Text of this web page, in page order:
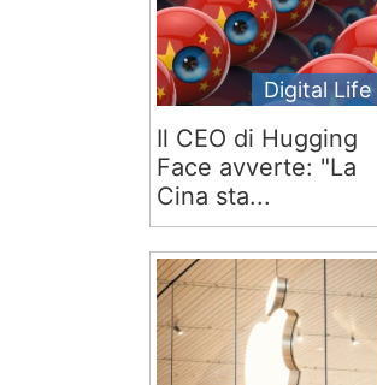
Digital Life
Il CEO di Hugging
Face avverte: "La
Cina sta...